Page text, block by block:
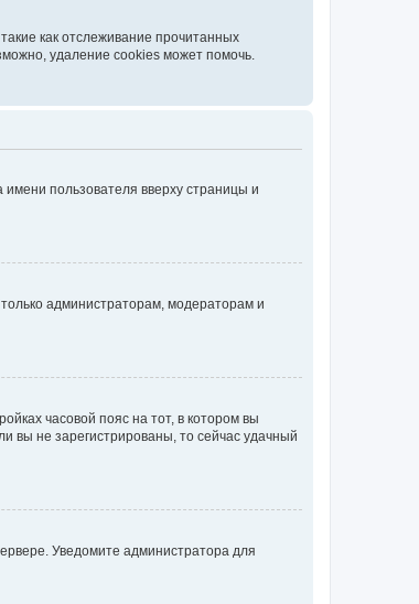
как отслеживание прочитанных
удаление cookies может помочь.
пользователя вверху страницы и
администраторам, модераторам и
часовой пояс на тот, в котором вы
вы не зарегистрированы, то сейчас удачный
Уведомите администратора для